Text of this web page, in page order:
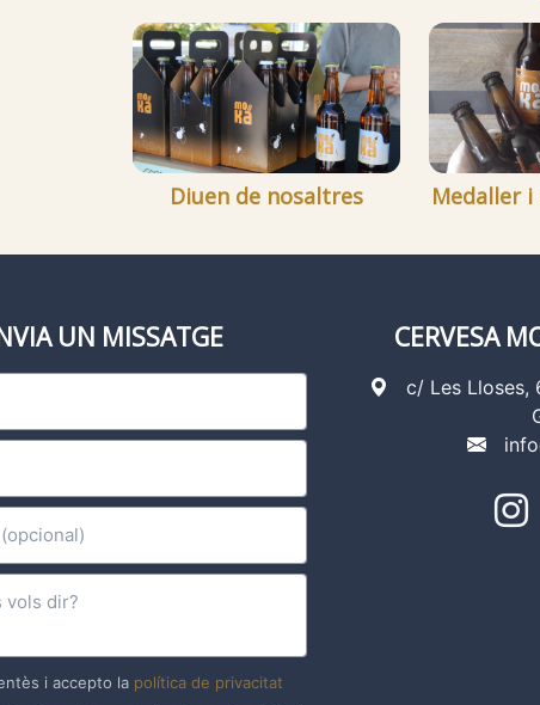
Diuen de nosaltres Medaller
UN MISSATGE
i accepto la política de privacitat
CERVESA
c/ Les Lloses,